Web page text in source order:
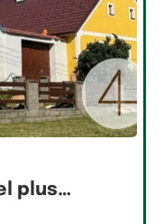
plus…